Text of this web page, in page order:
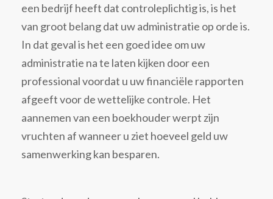
een bedrijf heeft dat controleplichtig is, is het
van groot belang dat uw administratie op orde is.
In dat geval is het een goed idee om uw
administratie na te laten kijken door een
professional voordat u uw financiële rapporten
afgeeft voor de wettelijke controle. Het
aannemen van een boekhouder werpt zijn
vruchten af wanneer u ziet hoeveel geld uw
samenwerking kan besparen.